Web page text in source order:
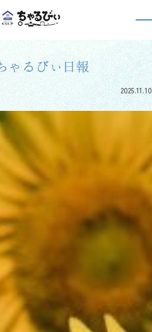
報 >
んの日報
るびぃ日報
2025.11.10